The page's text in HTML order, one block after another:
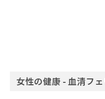
女性の健康 - 血清フ